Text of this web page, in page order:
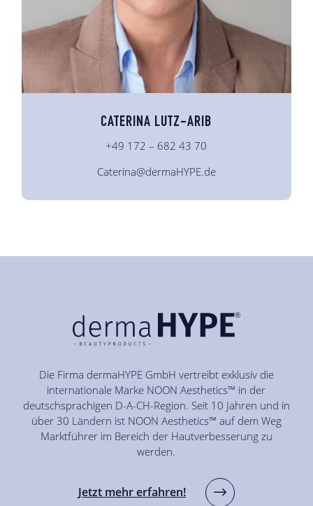
CATERINA LUTZ-ARIB
+49 172 – 682 43 70
Caterina@dermaHYPE.de
Die Firma dermaHYPE GmbH vertreibt exklusiv die
internationale Marke NOON Aesthetics™ in der
deutschsprachigen D-A-CH-Region. Seit 10 Jahren und in
über 30 Ländern ist NOON Aesthetics™ auf dem Weg
Marktführer im Bereich der Hautverbesserung zu
werden.
Jetzt mehr erfahren!